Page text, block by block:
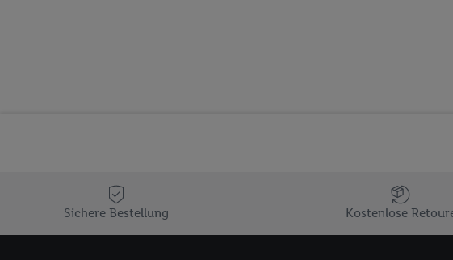
Sichere Bestellung Kostenlose
genannten Partner zu. Weitere
jederzeit mit Wirkung für die Zukunft zu
nachfolgend schlagwortartig benannten
Gewährleistung der Sicherheit,